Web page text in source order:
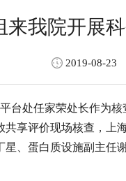
来我院开展
2019-08-23
台处任家荣处长作为
共享评价现场核查，上
星、蛋白质设施副主任